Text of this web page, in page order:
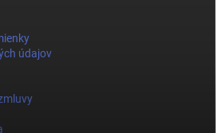
údajov